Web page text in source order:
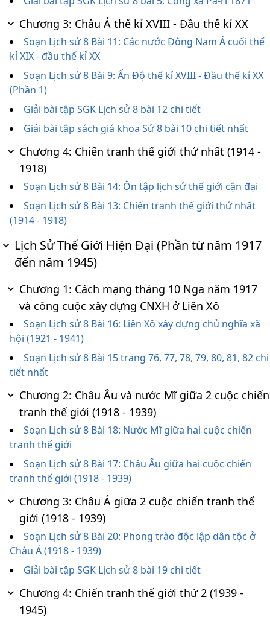
Chương 3: Châu Á thế kỉ XVIII - Đầu thế kỉ XX
Soạn Lịch sử 8 Bài 11: Các nước Đông Nam Á cuối thế
kỉ XIX - đầu thế kỉ XX
Soạn Lịch sử 8 Bài 9: Ấn Độ thế kỉ XVIII - Đầu thế kỉ XX
(Phần 1)
Giải bài tập SGK Lịch sử 8 bài 12 chi tiết
Giải bài tập sách giá khoa Sử 8 bài 10 chi tiết nhất
Chương 4: Chiến tranh thế giới thứ nhất (1914 -
1918)
Soạn Lịch sử 8 Bài 14: Ôn tập lịch sử thế giới cận đại
Soạn Lịch sử 8 Bài 13: Chiến tranh thế giới thứ nhất
(1914 - 1918)
Lịch Sử Thế Giới Hiện Đại (Phần từ năm 1917
đến năm 1945)
Chương 1: Cách mạng tháng 10 Nga năm 1917
và công cuộc xây dựng CNXH ở Liên Xô
Soạn Lịch sử 8 Bài 16: Liên Xô xây dựng chủ nghĩa xã
hội (1921 - 1941)
Soạn Lịch sử 8 Bài 15 trang 76, 77, 78, 79, 80, 81, 82 chi
tiết nhất
Chương 2: Châu Âu và nước Mĩ giữa 2 cuộc chiến
tranh thế giới (1918 - 1939)
Soạn Lịch sử 8 Bài 18: Nước Mĩ giữa hai cuộc chiến
tranh thế giới
Soạn Lịch sử 8 Bài 17: Châu Âu giữa hai cuộc chiến
tranh thế giới (1918 - 1939)
Chương 3: Châu Á giữa 2 cuộc chiến tranh thế
giới (1918 - 1939)
Soạn Lịch sử 8 Bài 20: Phong trào độc lập dân tộc ở
Châu Á (1918 - 1939)
Giải bài tập SGK Lịch sử 8 bài 19 chi tiết
Chương 4: Chiến tranh thế giới thứ 2 (1939 -
1945)